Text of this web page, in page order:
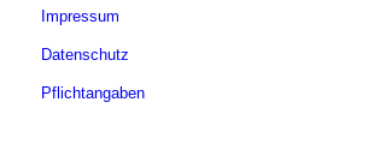
Impressum
Datenschutz
Pflichtangaben